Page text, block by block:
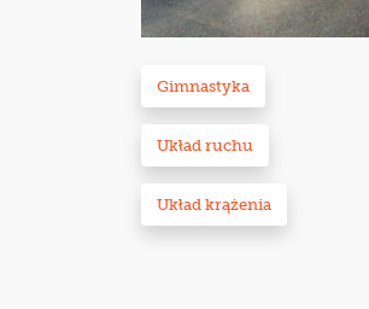
Gimnastyka
Układ ruchu
Układ krążenia